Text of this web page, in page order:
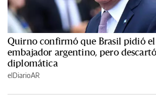
Quirno confirmó que Brasil pidió
embajador argentino, pero
diplomática
elDiarioAR